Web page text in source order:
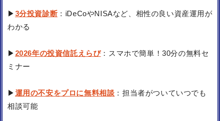
▶ 3分投資診断：iDeCoやNISAなど、相性の良い資産運用が
わかる
▶ 2026年の投資信託えらび：スマホで簡単！30分の無料セ
ミナー
▶ 運用の不安をプロに無料相談 ：担当者がついていつでも
相談可能